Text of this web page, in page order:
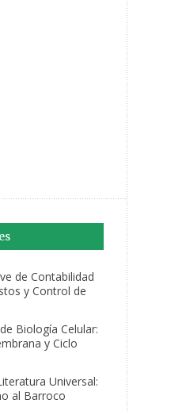
de Contabilidad
y Control de
Biología Celular:
y Ciclo
Universal:
al Barroco